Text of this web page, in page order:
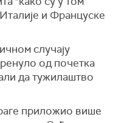
и Француске
случају
од почетка
да тужилаштво
приложио више